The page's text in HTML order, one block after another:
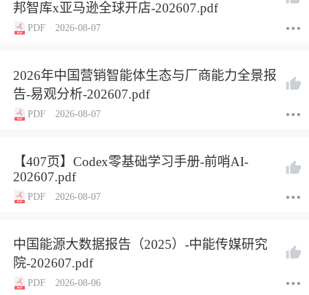
邦智库x亚马逊全球开店-202607.pdf
PDF 2026-08-07
2026年中国营销智能体生态与厂商能力全景报
告-易观分析-202607.pdf
PDF 2026-08-07
【407页】Codex零基础学习手册-前哨AI-
202607.pdf
PDF 2026-08-07
中国能源大数据报告（2025）-中能传媒研究
院-202607.pdf
PDF 2026-08-06